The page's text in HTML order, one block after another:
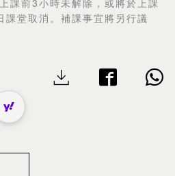
課前
小時未解除，或將於上課
課堂取消。補課事宜將另行議